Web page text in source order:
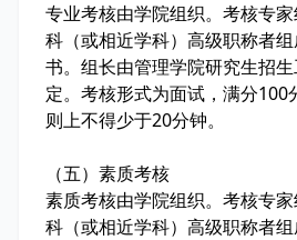
专业考核由学院组织。考核专
科（或相近学科）高级职称者
书。组长由管理学院研究生招
定。考核形式为面试，满分100
则上不得少于20分钟。
（五）素质考核
素质考核由学院组织。考核专
科（或相近学科）高级职称者